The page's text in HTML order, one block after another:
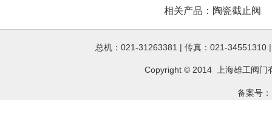
相关产品： 陶瓷截止阀
总机：021-31263381 | 传真：021-
Copyright © 2014 上海雄工阀门
备案号